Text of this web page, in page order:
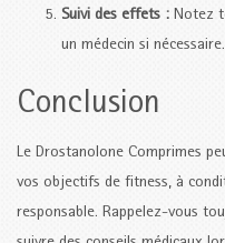
Suivi des effets : Notez
un médecin si nécessaire.
Conclusion
Le Drostanolone Comprimes
vos objectifs de fitness, à
responsable. Rappelez-vous